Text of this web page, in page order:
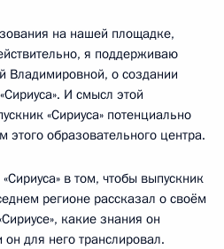
на нашей площадке,
я поддерживаю
Владимировной, о создании
И смысл этой
«Сириуса» потенциально
этого образовательного центра.
в том, чтобы выпускник
регионе рассказал о своём
какие знания он
для него транслировал.